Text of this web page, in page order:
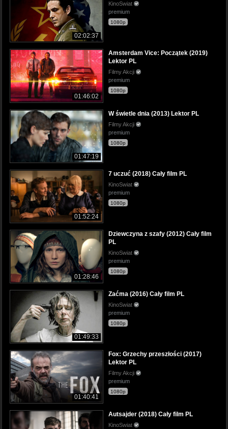
02:02:37
KinoSwiat
premium
1080p
01:46:02
Amsterdam Vice: Początek (2019)
Lektor PL
Filmy Akcji
premium
1080p
01:47:19
W świetle dnia (2013) Lektor PL
Filmy Akcji
premium
1080p
01:52:24
7 uczuć (2018) Cały film PL
KinoSwiat
premium
1080p
01:28:46
Dziewczyna z szafy (2012) Cały film
PL
KinoSwiat
premium
1080p
01:49:33
Zaćma (2016) Cały film PL
KinoSwiat
premium
1080p
01:40:41
Fox: Grzechy przeszłości (2017)
Lektor PL
Filmy Akcji
premium
1080p
Autsajder (2018) Cały film PL
KinoSwiat